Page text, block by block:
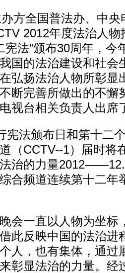
全国普法办、中央
2012年度法治人
宪法”颁布30周年，今
国的法治建设和社会
弘扬法治人物所彰显
断完善所做出的不懈
视台相关负责人出席
法颁布日和第十二
（CCTV--1）届时将
治的力量
合频道连续第十二年
一直以人物为坐标
此反映中国的法治进
人，也有集体，通过
彰显法治的力量。经